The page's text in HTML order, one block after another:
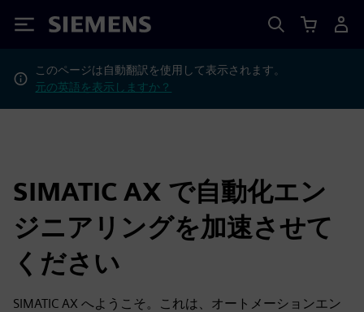
Siemens
このページは自動翻訳を使用して表示されます。
元の英語を表示しますか？
SIMATIC AX で自動化エン
ジニアリングを加速させて
ください
SIMATIC AX へようこそ。これは、オートメーションエン